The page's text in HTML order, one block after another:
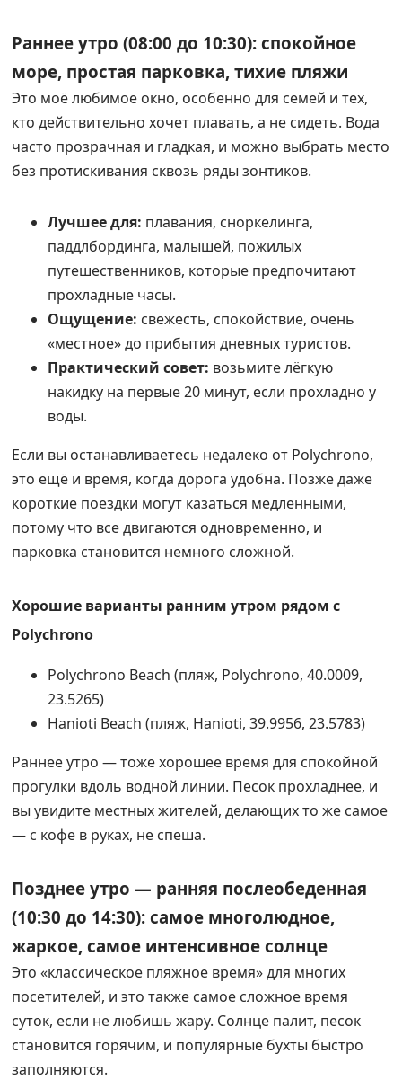
Раннее утро (08:00 до 10:30): спокойное
море, простая парковка, тихие пляжи
Это моё любимое окно, особенно для семей и тех,
кто действительно хочет плавать, а не сидеть. Вода
часто прозрачная и гладкая, и можно выбрать место
без протискивания сквозь ряды зонтиков.
Лучшее для: плавания, сноркелинга,
паддлбординга, малышей, пожилых
путешественников, которые предпочитают
прохладные часы.
Ощущение: свежесть, спокойствие, очень
«местное» до прибытия дневных туристов.
Практический совет: возьмите лёгкую
накидку на первые 20 минут, если прохладно у
воды.
Если вы останавливаетесь недалеко от Polychrono,
это ещё и время, когда дорога удобна. Позже даже
короткие поездки могут казаться медленными,
потому что все двигаются одновременно, и
парковка становится немного сложной.
Хорошие варианты ранним утром рядом с
Polychrono
Polychrono Beach (пляж, Polychrono, 40.0009,
23.5265)
Hanioti Beach (пляж, Hanioti, 39.9956, 23.5783)
Раннее утро — тоже хорошее время для спокойной
прогулки вдоль водной линии. Песок прохладнее, и
вы увидите местных жителей, делающих то же самое
— с кофе в руках, не спеша.
Позднее утро — ранняя послеобеденная
(10:30 до 14:30): самое многолюдное,
жаркое, самое интенсивное солнце
Это «классическое пляжное время» для многих
посетителей, и это также самое сложное время
суток, если не любишь жару. Солнце палит, песок
становится горячим, и популярные бухты быстро
заполняются.